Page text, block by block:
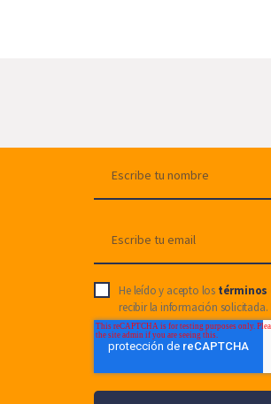
He leído y acepto los términos
recibir la información solicitada.